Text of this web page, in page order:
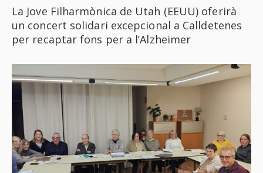
La Jove Filharmònica de Utah (EEUU) oferirà
un concert solidari excepcional a Calldetenes
per recaptar fons per a l’Alzheimer